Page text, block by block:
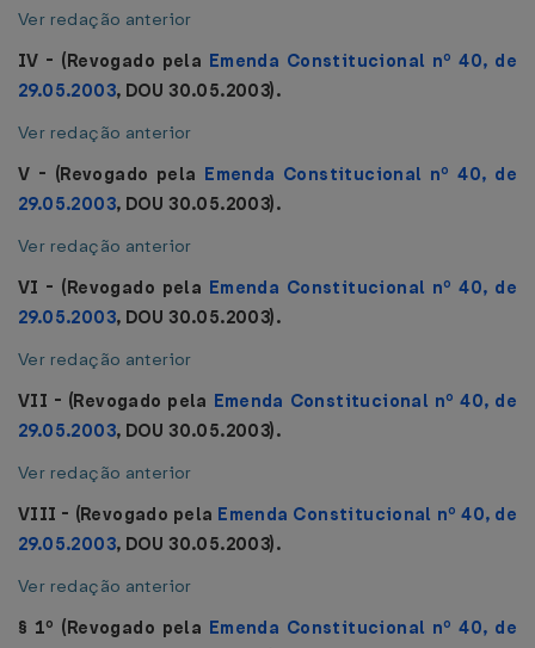
Ver redação anterior
IV - (Revogado pela Emenda Constitucional nº 40, de
29.05.2003, DOU 30.05.2003).
Ver redação anterior
V - (Revogado pela Emenda Constitucional nº 40, de
29.05.2003, DOU 30.05.2003).
Ver redação anterior
VI - (Revogado pela Emenda Constitucional nº 40, de
29.05.2003, DOU 30.05.2003).
Ver redação anterior
VII - (Revogado pela Emenda Constitucional nº 40, de
29.05.2003, DOU 30.05.2003).
Ver redação anterior
VIII - (Revogado pela Emenda Constitucional nº 40, de
29.05.2003, DOU 30.05.2003).
Ver redação anterior
§ 1º (Revogado pela Emenda Constitucional nº 40, de